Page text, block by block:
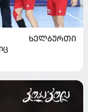
ᲮᲔᲚᲑᲣᲠᲗᲘ